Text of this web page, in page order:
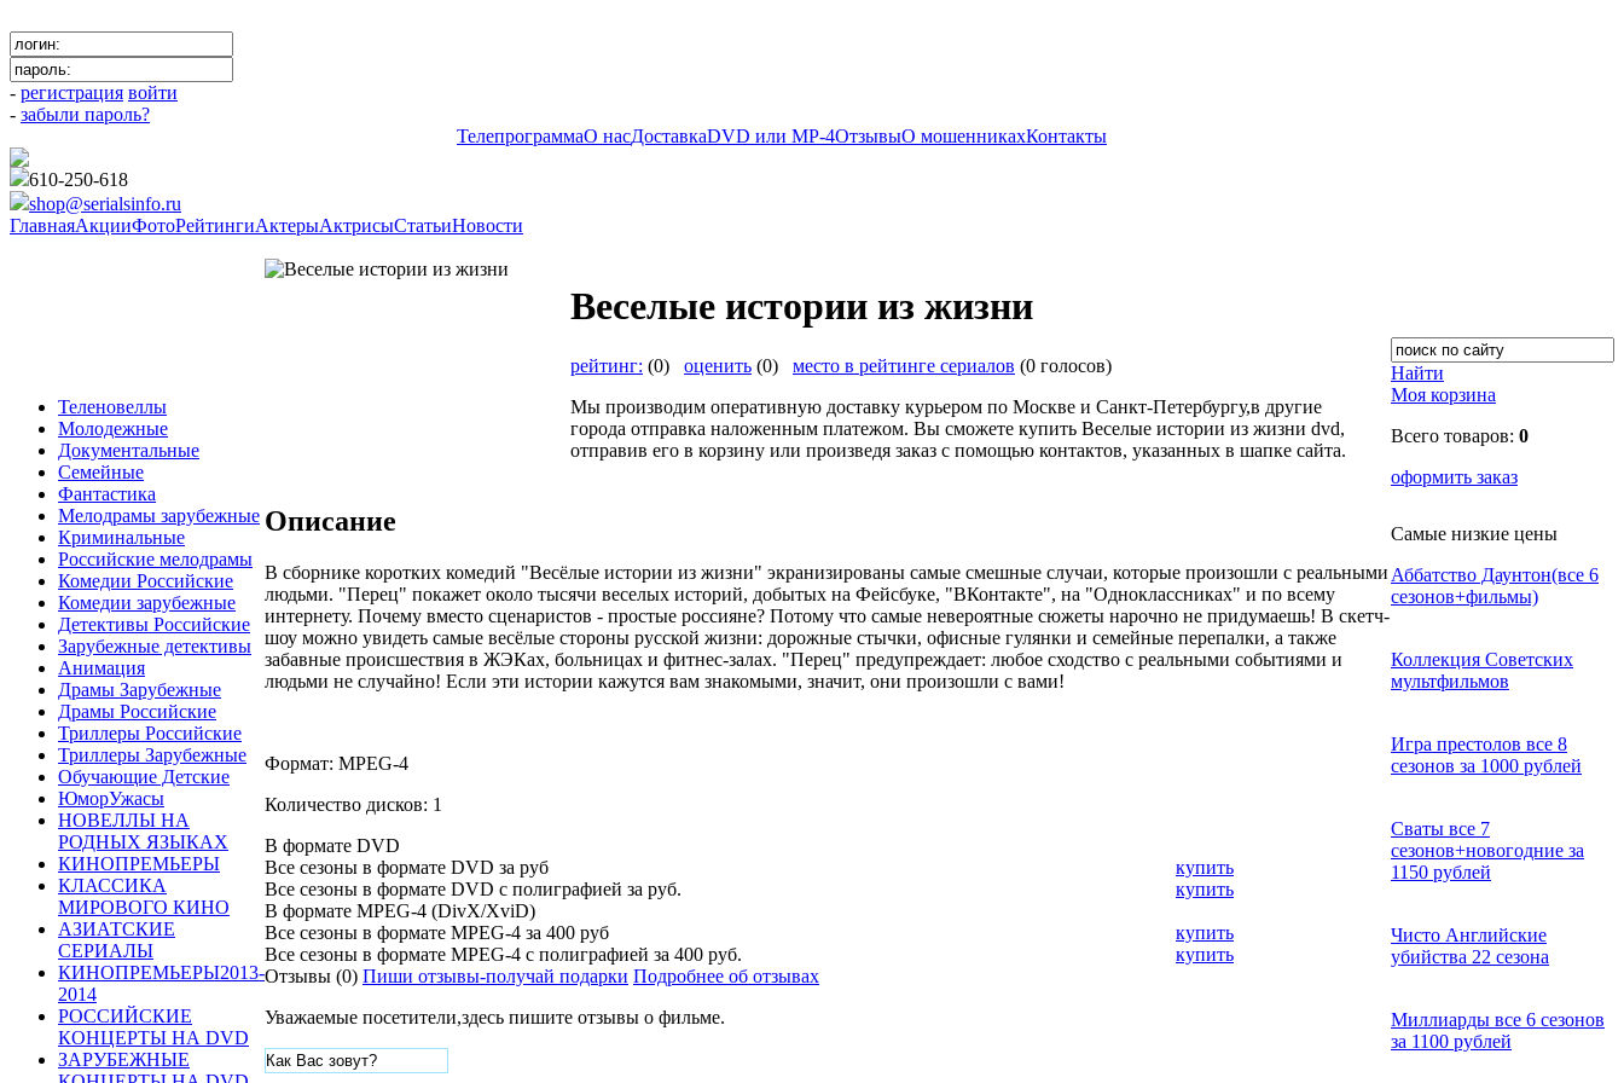
- регистрация войти
- забыли пароль?
ТелепрограммаО насДоставкаDVD или MP-4ОтзывыО мошенникахКонтакты
610-250-618
shop@serialsinfo.ru
ГлавнаяАкцииФотоРейтингиАктерыАктрисыСтатьиНовости
Теленовеллы
Молодежные
Документальные
Семейные
Фантастика
Мелодрамы зарубежные
Криминальные
Российские мелодрамы
Комедии Российские
Комедии зарубежные
Детективы Российские
Зарубежные детективы
Анимация
Драмы Зарубежные
Драмы Российские
Триллеры Российские
Триллеры Зарубежные
Обучающие Детские
ЮморУжасы
НОВЕЛЛЫ НА
РОДНЫХ ЯЗЫКАХ
КИНОПРЕМЬЕРЫ
КЛАССИКА
МИРОВОГО КИНО
АЗИАТСКИЕ
СЕРИАЛЫ
КИНОПРЕМЬЕРЫ2013-
2014
РОССИЙСКИЕ
КОНЦЕРТЫ НА DVD
ЗАРУБЕЖНЫЕ
Веселые истории из жизни
рейтинг: (0) оценить (0) место в рейтинге сериалов (0 голосов)
Мы производим оперативную доставку курьером по Москве и Санкт-Петербургу,в другие
города отправка наложенным платежом. Вы сможете купить Веселые истории из жизни dvd,
отправив его в корзину или произведя заказ с помощью контактов, указанных в шапке сайта.
Описание
В сборнике коротких комедий "Весёлые истории из жизни" экранизированы самые смешные случаи, которые произошли с реальными
людьми. "Перец" покажет около тысячи веселых историй, добытых на Фейсбуке, "ВКонтакте", на "Одноклассниках" и по всему
интернету. Почему вместо сценаристов - простые россияне? Потому что самые невероятные сюжеты нарочно не придумаешь! В скетч-
шоу можно увидеть самые весёлые стороны русской жизни: дорожные стычки, офисные гулянки и семейные перепалки, а также
забавные происшествия в ЖЭКах, больницах и фитнес-залах. "Перец" предупреждает: любое сходство с реальными событиями и
людьми не случайно! Если эти истории кажутся вам знакомыми, значит, они произошли с вами!
Формат: MPEG-4
Количество дисков: 1
В формате DVD
Все сезоны в формате DVD за руб
купить
Все сезоны в формате DVD c полиграфией за руб.
купить
В формате MPEG-4 (DivX/XviD)
Все сезоны в формате MPEG-4 за 400 руб
купить
Все сезоны в формате MPEG-4 c полиграфией за 400 руб.
купить
Отзывы (0) Пиши отзывы-получай подарки Подробнее об отзывах
Уважаемые посетители,здесь пишите отзывы о фильме.
Найти
Моя корзина
Всего товаров: 0
оформить заказ
Самые низкие цены
Аббатство Даунтон(все 6
сезонов+фильмы)
Коллекция Советских
мультфильмов
Игра престолов все 8
сезонов за 1000 рублей
Сваты все 7
сезонов+новогодние за
1150 рублей
Чисто Английские
убийства 22 сезона
Миллиарды все 6 сезонов
за 1100 рублей